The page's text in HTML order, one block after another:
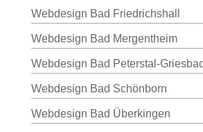
Webdesign Bad Friedrichshall
Webdesign Bad Mergentheim
Webdesign Bad Peterstal-
Webdesign Bad Schönborn
Webdesign Bad Überkingen